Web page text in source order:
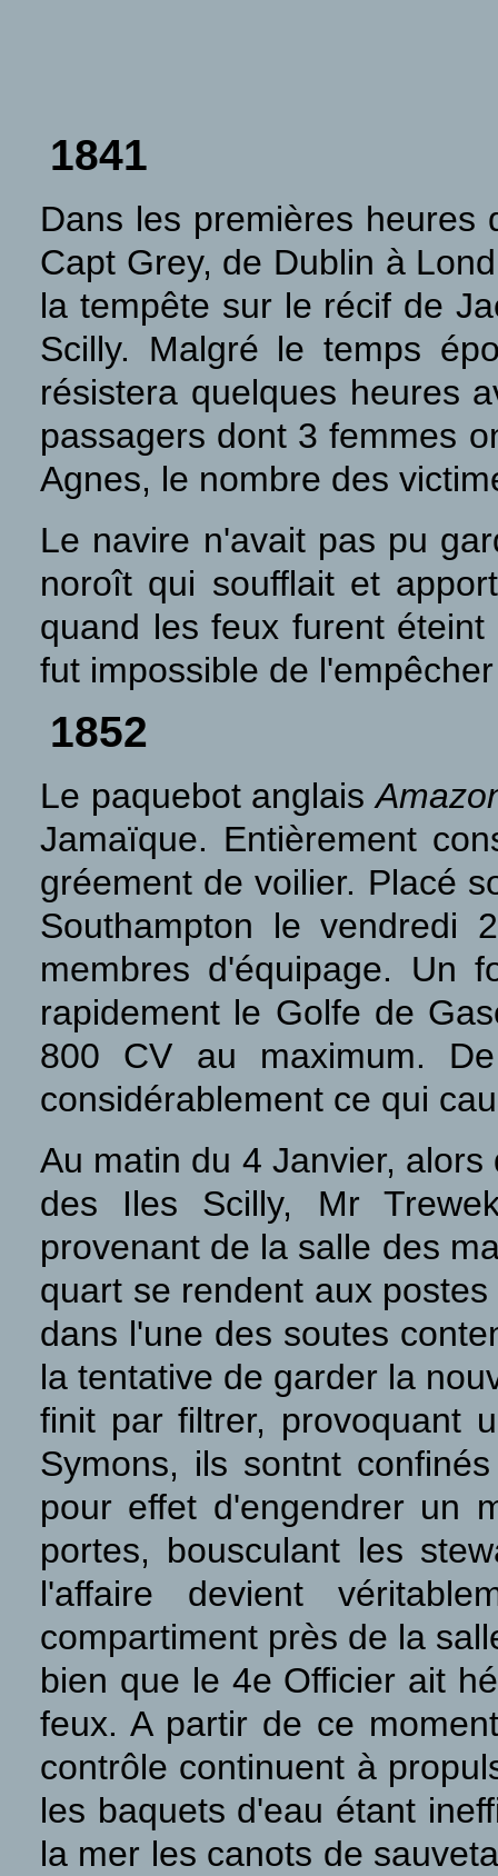
1841
Dans les premières
Capt Grey, de Dublin à
la tempête sur le récif de
Scilly. Malgré le temps
résistera quelques heures
passagers dont 3 femmes
Agnes, le nombre des
Le navire n'avait pas pu
noroît qui soufflait et
quand les feux furent
fut impossible de
1852
Le paquebot anglais
Jamaïque. Entièrement
gréement de voilier. Placé
Southampton le vendredi
membres d'équipage. Un
rapidement le Golfe de
800 CV au maximum.
considérablement ce qui
Au matin du 4 Janvier,
des Iles Scilly, Mr
provenant de la salle des
quart se rendent aux
dans l'une des soutes
la tentative de garder la
finit par filtrer, provoquant
Symons, ils sontnt
pour effet d'engendrer un
portes, bousculant les
l'affaire devient
compartiment près de la
bien que le 4e Officier ait
feux. A partir de ce
contrôle continuent à
les baquets d'eau étant
la mer les canots de